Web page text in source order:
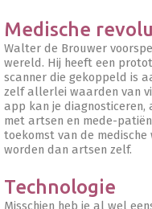
Medische
Walter de Brouwer
wereld. Hij heeft een
scanner die gekoppeld is
zelf allerlei waarden van
app kan je diagnosticeren,
met artsen en mede-
toekomst van de
worden dan artsen zelf.
Technologie
Misschien heb je al wel